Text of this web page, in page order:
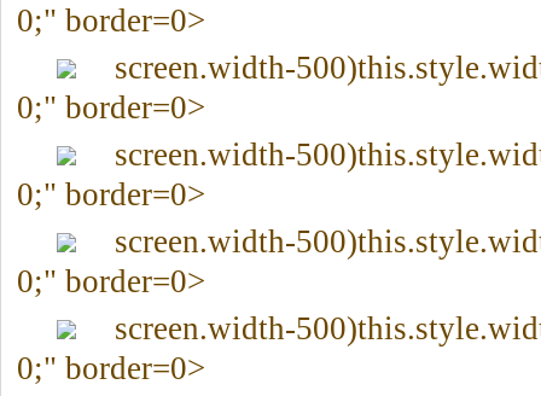
0;" border=0>
screen.width-
0;" border=0>
screen.width-
0;" border=0>
screen.width-
0;" border=0>
screen.width-
0;" border=0>